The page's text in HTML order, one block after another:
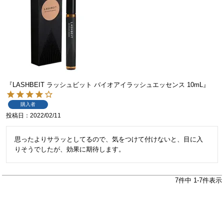
『LASHBEIT ラッシュビット バイオアイラッシュエッセンス 10mL』
購入者
投稿日 2022/02/11
思ったよりサラッとしてるので、気をつけて付けないと、目に入
りそうでしたが、効果に期待します。
7件中 1-7件表示